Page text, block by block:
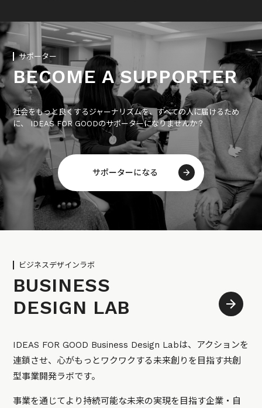
サポーター
BECOME A SUPPORTER
社会をもっと良くするジャーナリズムを、すべての人に届けるため
に、 IDEAS FOR GOODのサポーターになりませんか？
サポーターになる
ビジネスデザインラボ
BUSINESS
DESIGN LAB
IDEAS FOR GOOD Business Design Labは、アクションを
連鎖させ、心がもっとワクワクする未来創りを目指す共創
型事業開発ラボです。
事業を通じてより持続可能な未来の実現を目指す企業・自